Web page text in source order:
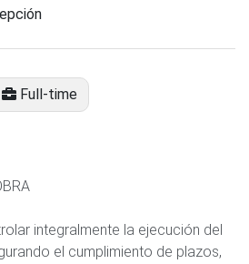
Full-time
integralmente la ejecución del
el cumplimiento de plazos,